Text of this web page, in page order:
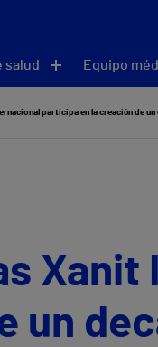
salud Equipo
participa en la creación de
un